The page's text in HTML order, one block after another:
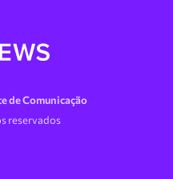
de Comunicação
reservados